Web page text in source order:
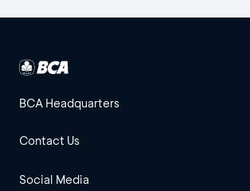
BCA Headquarters
Contact Us
Social Media